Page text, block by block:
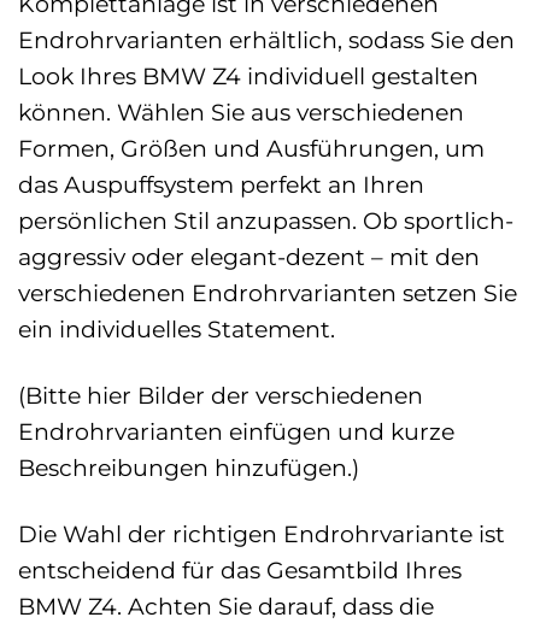
Endrohrvarianten erhältlich, sodass Sie den
Look Ihres BMW Z4 individuell gestalten
können. Wählen Sie aus verschiedenen
Formen, Größen und Ausführungen, um
das Auspuffsystem perfekt an Ihren
persönlichen Stil anzupassen. Ob sportlich-
aggressiv oder elegant-dezent – mit den
verschiedenen Endrohrvarianten setzen Sie
ein individuelles Statement.
(Bitte hier Bilder der verschiedenen
Endrohrvarianten einfügen und kurze
Beschreibungen hinzufügen.)
Die Wahl der richtigen Endrohrvariante ist
entscheidend für das Gesamtbild Ihres
BMW Z4. Achten Sie darauf, dass die